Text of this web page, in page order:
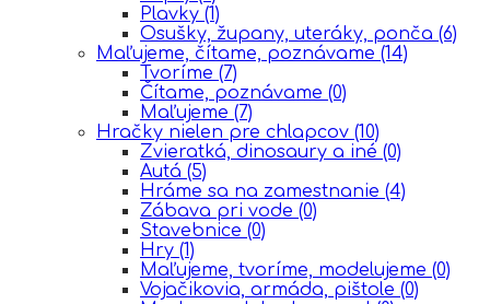
Plavky (1)
Osušky, župany, uteráky, ponča (6)
Maľujeme, čítame, poznávame (14)
Tvoríme (7)
Čítame, poznávame (0)
Maľujeme (7)
Hračky nielen pre chlapcov (10)
Zvieratká, dinosaury a iné (0)
Autá (5)
Hráme sa na zamestnanie (4)
Zábava pri vode (0)
Stavebnice (0)
Hry (1)
Maľujeme, tvoríme, modelujeme (0)
Vojačikovia, armáda, pištole (0)